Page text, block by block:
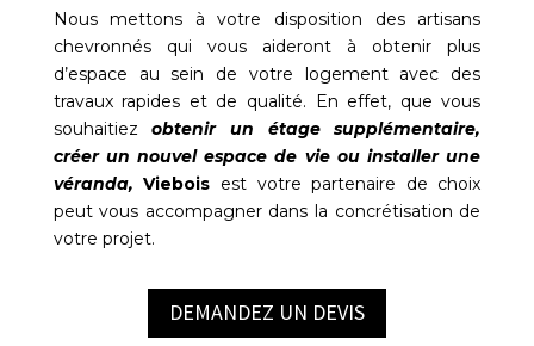
Nous mettons à votre disposition des artisans
chevronnés qui vous aideront à obtenir plus
d’espace au sein de votre logement avec des
travaux rapides et de qualité. En effet, que vous
souhaitiezobtenir un étage supplémentaire,
créer un nouvel espace de vie ou installer une
véranda, Viebois est votre partenaire de choix
peut vous accompagner dans la concrétisation de
votre projet.
DEMANDEZ UN DEVIS